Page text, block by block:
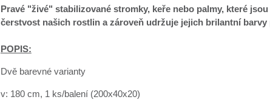
Pravé "živé" stabilizované stromky, keře nebo palmy, které
čerstvost našich rostlin a zároveň udržuje jejich brilantní barvy
POPIS:
Dvě barevné varianty
v: 180 cm, 1 ks/balení (200x40x20)